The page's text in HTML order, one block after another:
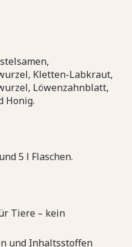
Kletten-Labkraut,
Löwenzahnblatt,
Honig.
5 l Flaschen.
Tiere – kein
und Inhaltsstoffen